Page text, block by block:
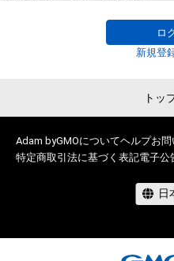
ロ
新規登
トッ
Adam byGMOについてヘルプお問
特定商取引法に基づく表記電子公